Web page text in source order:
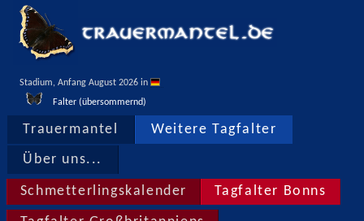
Stadium, Anfang August 2026 in
Falter (übersommernd)
Trauermantel Weitere Tagfalter
Über uns...
Schmetterlingskalender Tagfalter Bonns